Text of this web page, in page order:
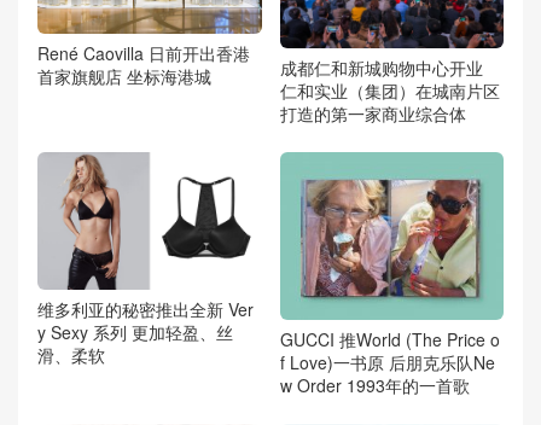
René Caovilla 日前开出香港
首家旗舰店 坐标海港城
成都仁和新城购物中心开业
仁和实业（集团）在城南片区
打造的第一家商业综合体
维多利亚的秘密推出全新 Ver
y Sexy 系列 更加轻盈、丝
滑、柔软
GUCCI 推World (The Price o
f Love)一书原 后朋克乐队Ne
w Order 1993年的一首歌